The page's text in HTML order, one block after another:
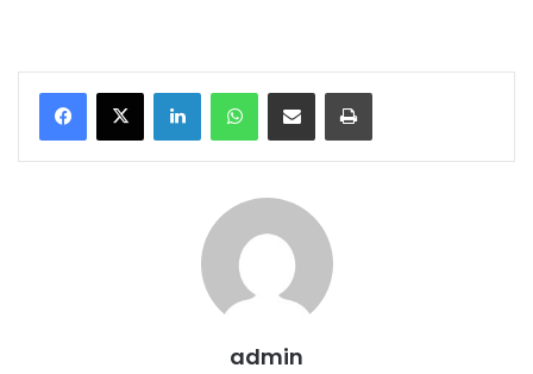
admin